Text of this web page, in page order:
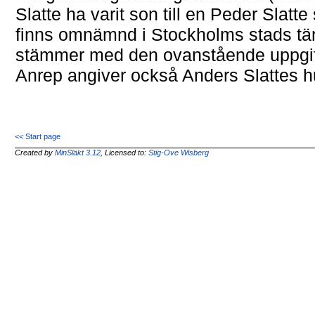
Slatte ha varit son till en Peder
finns omnämnd i Stockholms stads
stämmer med den ovanstående
Anrep angiver också Anders Slattes
<< Start page
Created byMinSläkt 3.12 , Licensed to:Stig-Ove Wisberg